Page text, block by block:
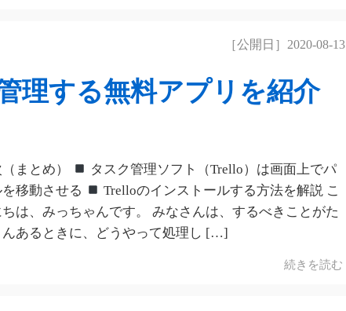
［公開日］2020-08-13
理する無料アプリを紹介
まとめ）
タスク管理ソフト（Trello）は画面上でパ
移動させる
Trelloのインストールする方法を解説 こ
ちは、みっちゃんです。 みなさんは、するべきことがた
んあるときに、どうやって処理し […]
続きを読む